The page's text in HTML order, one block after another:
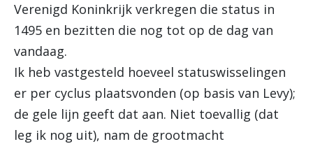
Verenigd Koninkrijk verkregen die status in
1495 en bezitten die nog tot op de dag van
vandaag.
Ik heb vastgesteld hoeveel statuswisselingen
er per cyclus plaatsvonden (op basis van Levy);
de gele lijn geeft dat aan. Niet toevallig (dat
leg ik nog uit), nam de grootmacht